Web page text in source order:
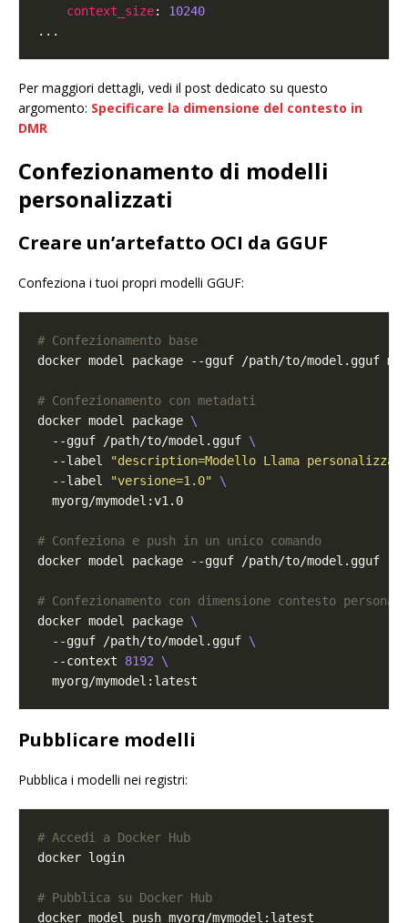
context_size: 10240
Per maggiori dettagli, vedi il post dedicato su questo
argomento: Specificare la dimensione del contesto in
DMR
Confezionamento di modelli
personalizzati
Creare un’artefatto OCI da GGUF
Confeziona i tuoi propri modelli GGUF:
# Confezionamento base
# Confezionamento con metadati
docker model package
  --gguf /path/to/model.gguf
  --label
"description=Modello Llama
  --label
"versione=1.0"
# Confeziona e push in un unico comando
# Confezionamento con dimensione contesto
docker model package
  --gguf /path/to/model.gguf
  --context
8192
Pubblicare modelli
Pubblica i modelli nei registri:
# Accedi a Docker Hub
# Pubblica su Docker Hub